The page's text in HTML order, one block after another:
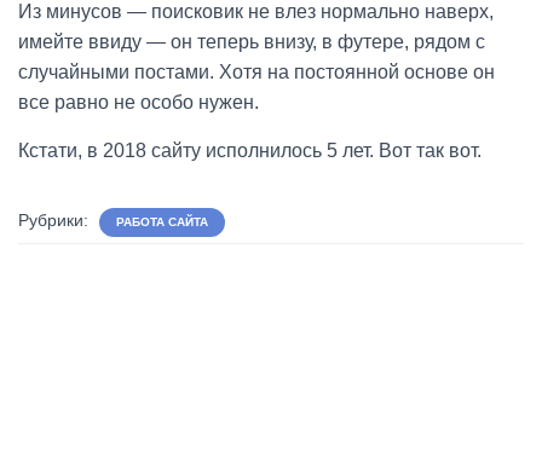
Из минусов — поисковик не влез нормально наверх,
имейте ввиду — он теперь внизу, в футере, рядом с
случайными постами. Хотя на постоянной основе он
все равно не особо нужен.
Кстати, в 2018 сайту исполнилось 5 лет. Вот так вот.
Рубрики: РАБОТА САЙТА